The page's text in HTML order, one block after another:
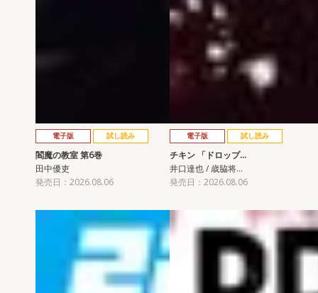
電子版 試し読み
閻魔の教室 第6巻
田中優吏
発売日：2026.08.06
電子版 試し読み
チキン 「ドロップ…
井口達也 / 歳脇将…
発売日：2026.08.06